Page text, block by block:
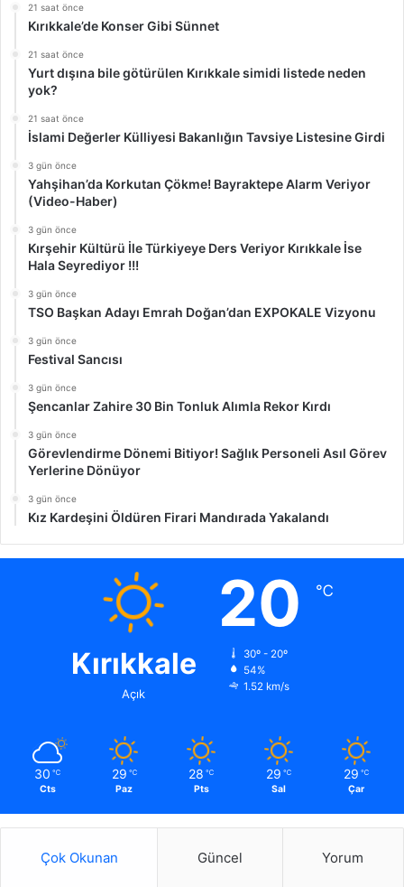
21 saat önce
Kırıkkale’de Konser Gibi Sünnet
21 saat önce
Yurt dışına bile götürülen Kırıkkale simidi listede neden
yok?
21 saat önce
İslami Değerler Külliyesi Bakanlığın Tavsiye Listesine Girdi
3 gün önce
Yahşihan’da Korkutan Çökme! Bayraktepe Alarm Veriyor
(Video-Haber)
3 gün önce
Kırşehir Kültürü İle Türkiyeye Ders Veriyor Kırıkkale İse
Hala Seyrediyor !!!
3 gün önce
TSO Başkan Adayı Emrah Doğan’dan EXPOKALE Vizyonu
3 gün önce
Festival Sancısı
3 gün önce
Şencanlar Zahire 30 Bin Tonluk Alımla Rekor Kırdı
3 gün önce
Görevlendirme Dönemi Bitiyor! Sağlık Personeli Asıl Görev
Yerlerine Dönüyor
3 gün önce
Kız Kardeşini Öldüren Firari Mandırada Yakalandı
Kırıkkale
Açık
20 ℃
30º - 20º
54%
1.52 km/s
30 ℃
Cts
29 ℃
Paz
28 ℃
Pts
29 ℃
Sal
29 ℃
Çar
Çok Okunan Güncel Yorum